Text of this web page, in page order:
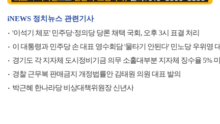
iNEWS 정치뉴스 관련기사
'이석기 체포' 민주당·정의당 당론 채택 국회, 오후 3시 표결 처리
이 대통령과 민주당 손 대표 영수회담 '물타기 안된다' 민노당 우위영
경기도 각 지자체 도시정비기금 의무 소홀대부분 지자체 징수율 5%
경찰 근무복 판매금지 개정법률안 김태원 의원 대표 발의
박근혜 한나라당 비상대책위원장 신년사